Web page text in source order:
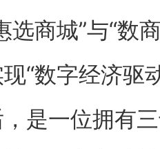
选商城”与“数
“数字经济驱
，是一位拥有